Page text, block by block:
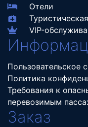
Отели
VIP-
Пользовательское
Политика
Требования к
перевозимым
Заказ